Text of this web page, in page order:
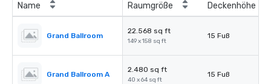
Name Raumgröße Deckenhöhe
Grand Ballroom
22.568 sq ft
149 x 158 sq ft
15 Fuß
Grand Ballroom A
2.480 sq ft
40 x 64 sq ft
15 Fuß